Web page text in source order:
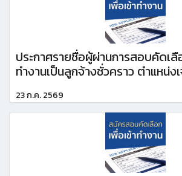
ประกาศรายชื่อผู้ผ่านการสอบคัดเ
ทำงานเป็นลูกจ้างชั่วคราว ตำแหน่
23 ก.ค. 2569